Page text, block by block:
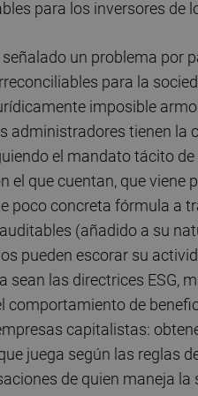
para los inversores de
un problema por
para la
imposible
administradores tienen la
el mandato tácito
el que cuentan, que viene
poco concreta fórmula a
(añadido a su
pueden escorar su
sean las directrices ESG,
comportamiento de
capitalistas:
juega según las reglas
de quien maneja